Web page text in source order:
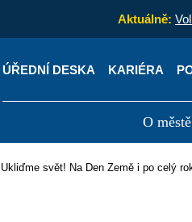
Aktuálně:
ÚŘEDNÍ DESKA KARIÉRA
O městě
Úřední deska
Ukliďme svět! Na Den Země i po celý